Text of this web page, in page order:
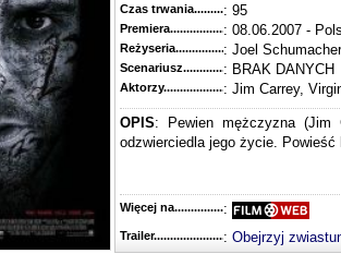
Czas trwania......................................
: 95
Premiera..........................................
: 08.06.2007 -
Reżyseria........................................
: Joel Schumacher
Scenariusz........................................
: BRAK DANYCH
Aktorzy...........................................
: Jim Carrey,
OPIS: Pewien mężczyzna (Jim
odzwierciedla jego życie.
Więcej na........................................
:
Trailer...........................................
: Obejrzyj